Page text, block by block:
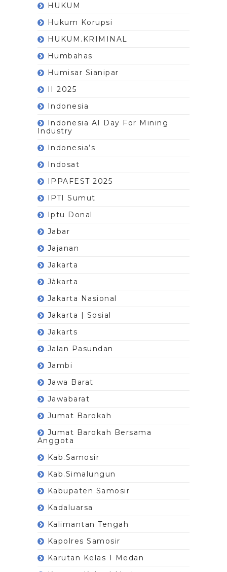
HUKUM
Hukum Korupsi
HUKUM.KRIMINAL
Humbahas
Humisar Sianipar
II 2025
Indonesia
Indonesia AI Day For Mining
Industry
Indonesia’s
Indosat
IPPAFEST 2025
IPTI Sumut
Iptu Donal
Jabar
Jajanan
Jakarta
Jàkarta
Jakarta Nasional
Jakarta | Sosial
Jakarts
Jalan Pasundan
Jambi
Jawa Barat
Jawabarat
Jumat Barokah
Jumat Barokah Bersama
Anggota
Kab.Samosir
Kab.Simalungun
Kabupaten Samosir
Kadaluarsa
Kalimantan Tengah
Kapolres Samosir
Karutan Kelas 1 Medan